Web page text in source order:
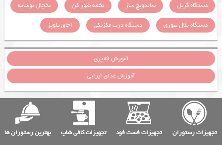
دستگاه گریل
ساندویچ ساز تخمه شور کن
یخچال نوشابه
دستگاه بلال تنوری
دستگاه ذرت مکزیکی اجاق پلوپز
آموزش آشپزی
آموزش غذای ایرانی
تجهیزات رستوران تجهیزات فست فود تجهیزات کافی شاپ بهترین رستوران ها